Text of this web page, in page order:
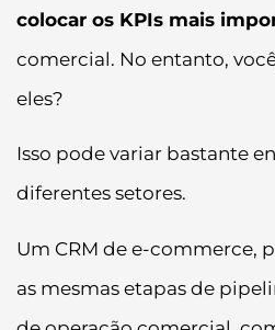
colocar os KPIs mais
comercial. No entanto,
eles?
Isso pode variar bastante
diferentes setores.
Um CRM de e-commerce,
as mesmas etapas de